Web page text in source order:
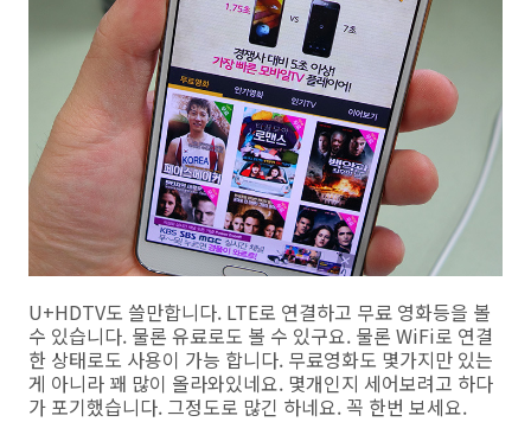
U+HDTV도 쓸만합니다. LTE로 연결하고 무료 영화등을 볼
수 있습니다. 물론 유료로도 볼 수 있구요. 물론 WiFi로 연결
한 상태로도 사용이 가능 합니다. 무료영화도 몇가지만 있는
게 아니라 꽤 많이 올라와있네요. 몇개인지 세어보려고 하다
가 포기했습니다. 그정도로 많긴 하네요. 꼭 한번 보세요.